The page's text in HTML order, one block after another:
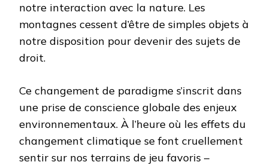
notre interaction avec la nature. Les
montagnes cessent d’être de simples objets à
notre disposition pour devenir des sujets de
droit.
Ce changement de paradigme s’inscrit dans
une prise de conscience globale des enjeux
environnementaux. À l’heure où les effets du
changement climatique se font cruellement
sentir sur nos terrains de jeu favoris –